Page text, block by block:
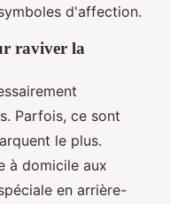
d'affection.
raviver la
Parfois, ce sont
le plus.
à domicile aux
en arrière-